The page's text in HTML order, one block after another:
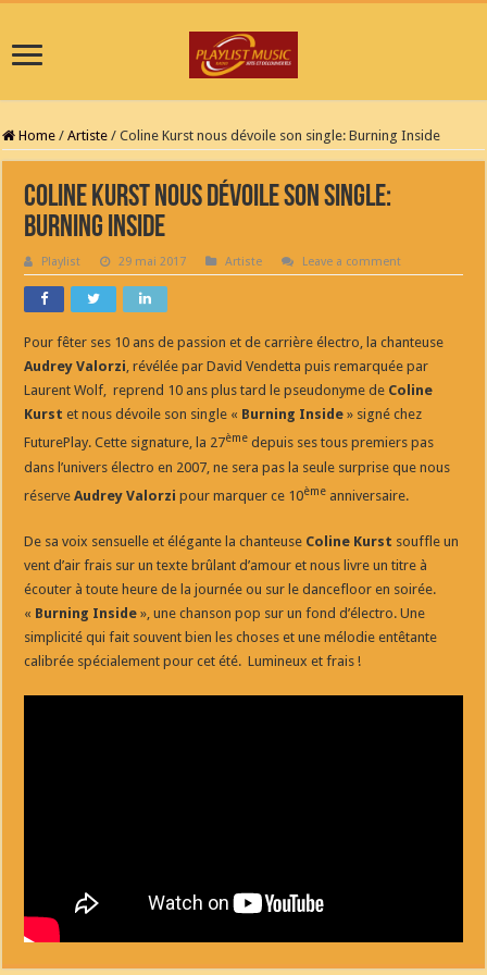
Home / Artiste / Coline Kurst nous dévoile son single: Burning Inside
Coline Kurst nous dévoile son single:
Burning Inside
Playlist 29 mai 2017 Artiste Leave a comment
Pour fêter ses 10 ans de passion et de carrière électro, la chanteuse
Audrey Valorzi, révélée par David Vendetta puis remarquée par
Laurent Wolf, reprend 10 ans plus tard le pseudonyme de Coline
Kurst et nous dévoile son single « Burning Inside» signé chez
FuturePlay. Cette signature, la 27ème depuis ses tous premiers pas
dans l’univers électro en 2007, ne sera pas la seule surprise que nous
réserveAudrey Valorzi pour marquer ce 10ème anniversaire.
De sa voix sensuelle et élégante la chanteuse Coline Kurst souffle un
vent d’air frais sur un texte brûlant d’amour et nous livre un titre à
écouter à toute heure de la journée ou sur le dancefloor en soirée.
« Burning Inside », une chanson pop sur un fond d’électro. Une
simplicité qui fait souvent bien les choses et une mélodie entêtante
calibrée spécialement pour cet été. Lumineux et frais !